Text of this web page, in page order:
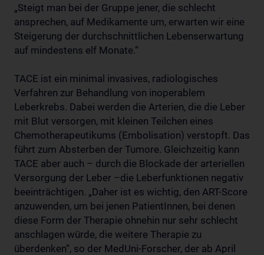
„Steigt man bei der Gruppe jener, die schlecht
ansprechen, auf Medikamente um, erwarten wir eine
Steigerung der durchschnittlichen Lebenserwartung
auf mindestens elf Monate.“
TACE ist ein minimal invasives, radiologisches
Verfahren zur Behandlung von inoperablem
Leberkrebs. Dabei werden die Arterien, die die Leber
mit Blut versorgen, mit kleinen Teilchen eines
Chemotherapeutikums (Embolisation) verstopft. Das
führt zum Absterben der Tumore. Gleichzeitig kann
TACE aber auch – durch die Blockade der arteriellen
Versorgung der Leber –die Leberfunktionen negativ
beeinträchtigen. „Daher ist es wichtig, den ART-Score
anzuwenden, um bei jenen PatientInnen, bei denen
diese Form der Therapie ohnehin nur sehr schlecht
anschlagen würde, die weitere Therapie zu
überdenken“, so der MedUni-Forscher, der ab April